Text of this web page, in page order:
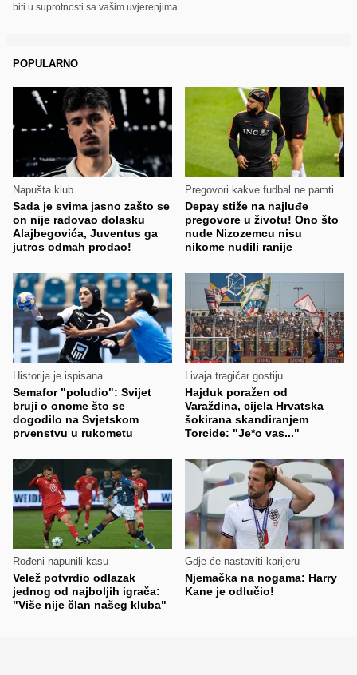
biti u suprotnosti sa vašim uvjerenjima.
POPULARNO
Napušta klub
Sada je svima jasno zašto se
on nije radovao dolasku
Alajbegovića, Juventus ga
jutros odmah prodao!
Pregovori kakve fudbal ne pamti
Depay stiže na najluđe
pregovore u životu! Ono što
nude Nizozemcu nisu
nikome nudili ranije
Historija je ispisana
Semafor "poludio": Svijet
bruji o onome što se
dogodilo na Svjetskom
prvenstvu u rukometu
Livaja tragičar gostiju
Hajduk poražen od
Varaždina, cijela Hrvatska
šokirana skandiranjem
Torcide: "Je*o vas..."
Rođeni napunili kasu
Velež potvrdio odlazak
jednog od najboljih igrača:
"Više nije član našeg kluba"
Gdje će nastaviti karijeru
Njemačka na nogama: Harry
Kane je odlučio!